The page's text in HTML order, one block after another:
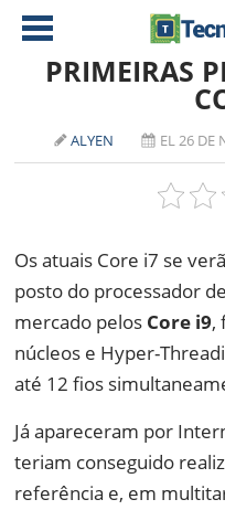
AMD
ATI
NVIDIA
SOFTWARE
NOTEBOOKS
TABLETS
IOS
NOKIA
JOGOS
DOWNLOADS
ANÁLISE
PRIMEIRAS
ALYEN EL 26 DE
Os atuais Core i7 se
posto do processador
mercado pelos Core i9,
núcleos e Hyper-
até 12 fios
Já apareceram por
teriam conseguido
referência e, em